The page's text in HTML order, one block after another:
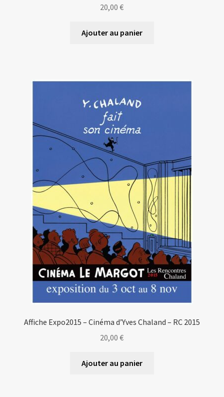
20,00€
Ajouter au panier
Affiche Expo2015 – Cinéma d’Yves Chaland – RC 2015
20,00€
Ajouter au panier